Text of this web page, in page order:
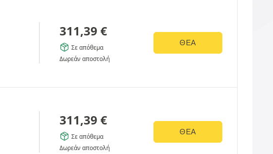
311,39 €
Σε απόθεμα
Δωρεάν αποστολή
ΘΈΑ
311,39 €
Σε απόθεμα
Δωρεάν αποστολή
ΘΈΑ